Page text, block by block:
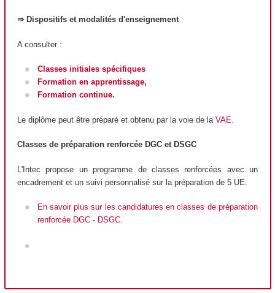
⇒ Dispositifs et modalités d'enseignement
A consulter :
Classes initiales spécifiques
Formation en apprentissage,
Formation continue.
Le diplôme peut être préparé et obtenu par la voie de la VAE
Classes de préparation renforcée DGC et DSGC
L'Intec propose un programme de classes renforcées avec un
encadrement et un suivi personnalisé sur la préparation de 5 UE.
En savoir plus sur les candidatures en classes de préparation
renforcée DGC - DSGC.